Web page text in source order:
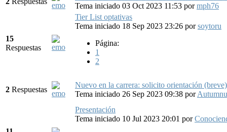
Tema iniciado 03 Oct 2023 11:53 pormph76
15
Respuestas
Tier List optativas
Tema iniciado 18 Sep 2023 23:26 porsoytoru
Página:
1
2
2 Respuestas
Nuevo en la carrera: solicito orientación (breve)
Tema iniciado 26 Sep 2023 09:38 por
Presentación
Tema iniciado 10 Jul 2023 20:01 por